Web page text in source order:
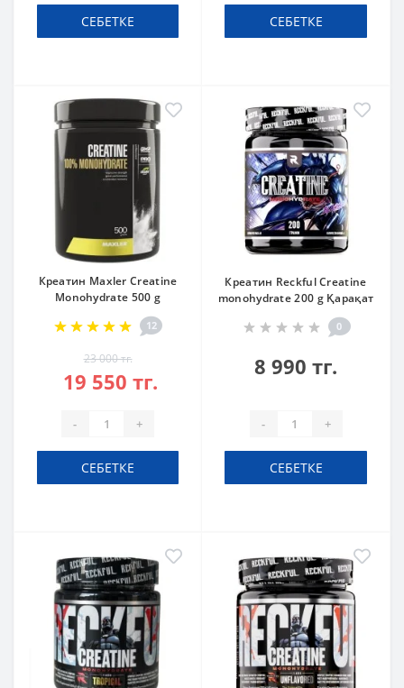
СЕБЕТКЕ СЕБЕТКЕ
Креатин Maxler Creatine
Monohydrate 500 g
12
23 000 тг.
19 550 тг.
- +
СЕБЕТКЕ
Креатин Reckful Creatine
monohydrate 200 g Қарақат
0
8 990 тг.
- +
СЕБЕТКЕ